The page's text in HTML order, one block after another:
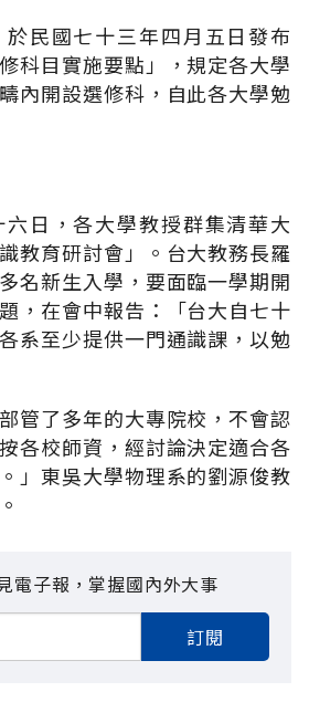
民國七十三年四月五日發布
科目實施要點」，規定各大學
內開設選修科，自此各大學勉
日，各大學教授群集清華大
教育研討會」。台大教務長羅
名新生入學，要面臨一學期開
，在會中報告：「台大自七十
系至少提供一門通識課，以勉
管了多年的大專院校，不會認
各校師資，經討論決定適合各
」東吳大學物理系的劉源俊教
電子報，掌握國內外大事
訂閱